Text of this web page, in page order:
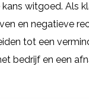
witgoed. Als
en negatieve
tot een
bedrijf en een